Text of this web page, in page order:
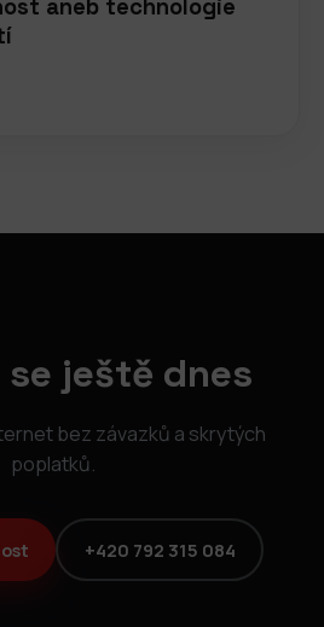
aneb technologie
ještě dnes
bez závazků a skrytých
poplatků.
+420 792 315 084